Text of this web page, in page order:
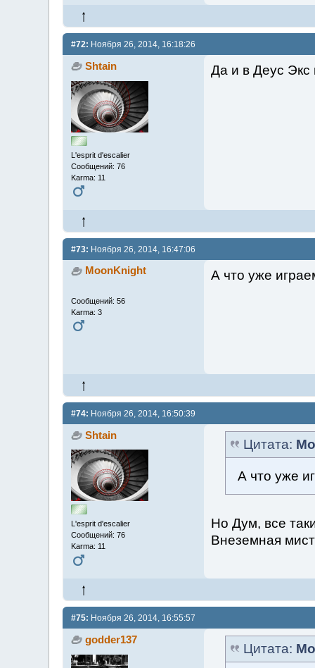
#72: Ноября 26, 2014, 16:18:26
Shtain
L'esprit d'escalier
Сообщений: 76
Karma: 11
Да и в Деус Экс
#73: Ноября 26, 2014, 16:47:06
MoonKnight
Сообщений: 56
Karma: 3
А что уже
#74: Ноября 26, 2014, 16:50:39
Shtain
L'esprit d'escalier
Сообщений: 76
Karma: 11
Цитата:
А что уже
Но Дум, все
Внеземная
#75: Ноября 26, 2014, 16:55:57
godder137
Цитата: